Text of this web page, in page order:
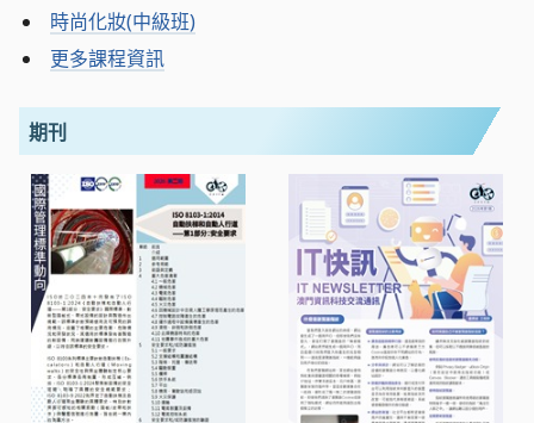
時尚化妝(中級班)
更多課程資訊
期刊